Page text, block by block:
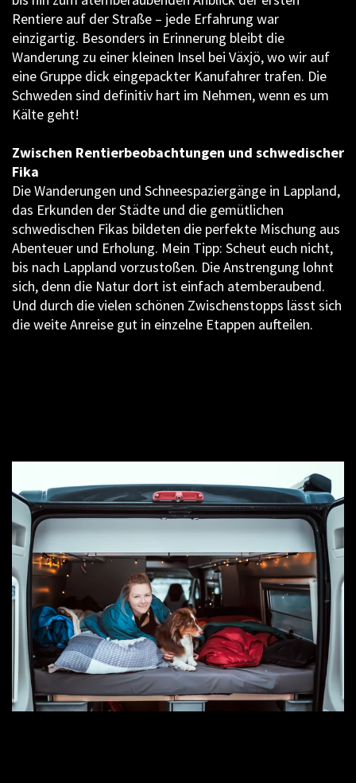
Rentiere auf der Straße – jede Erfahrung war
einzigartig. Besonders in Erinnerung bleibt die
Wanderung zu einer kleinen Insel bei Växjö, wo wir auf
eine Gruppe dick eingepackter Kanufahrer trafen. Die
Schweden sind definitiv hart im Nehmen, wenn es um
Kälte geht!
Zwischen Rentierbeobachtungen und schwedischer
Fika
Die Wanderungen und Schneespaziergänge in Lappland,
das Erkunden der Städte und die gemütlichen
schwedischen Fikas bildeten die perfekte Mischung aus
Abenteuer und Erholung. Mein Tipp: Scheut euch nicht,
bis nach Lappland vorzustoßen. Die Anstrengung lohnt
sich, denn die Natur dort ist einfach atemberaubend.
Und durch die vielen schönen Zwischenstopps lässt sich
die weite Anreise gut in einzelne Etappen aufteilen.